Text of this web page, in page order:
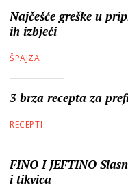
Najčešće greške u
ih izbjeći
ŠPAJZA
3 brza recepta za
RECEPTI
FINO I JEFTINO
i tikvica